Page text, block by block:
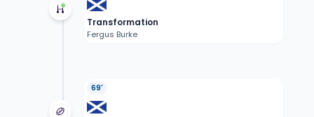
Transformation
Fergus Burke
69'